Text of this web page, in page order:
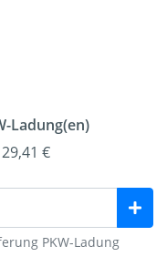
Ladung(en)
29,41 €
PKW-Ladung